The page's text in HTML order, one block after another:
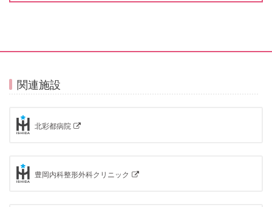
関連施設
北彩都病院
豊岡内科整形外科クリニック